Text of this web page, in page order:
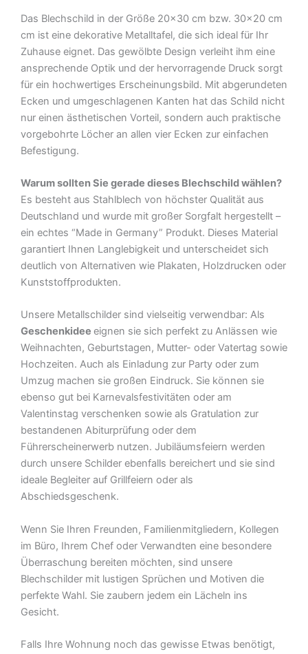
Deko
Schild
Menge
Das Blechschild in der Größe 20×30 cm bzw. 30×20 cm
cm ist eine dekorative Metalltafel, die sich ideal für Ihr
Zuhause eignet. Das gewölbte Design verleiht ihm eine
ansprechende Optik und der hervorragende Druck sorgt
für ein hochwertiges Erscheinungsbild. Mit abgerundeten
Ecken und umgeschlagenen Kanten hat das Schild nicht
nur einen ästhetischen Vorteil, sondern auch praktische
vorgebohrte Löcher an allen vier Ecken zur einfachen
Befestigung.
Warum sollten Sie gerade dieses Blechschild wählen?
Es besteht aus Stahlblech von höchster Qualität aus
Deutschland und wurde mit großer Sorgfalt hergestellt –
ein echtes “Made in Germany” Produkt. Dieses Material
garantiert Ihnen Langlebigkeit und unterscheidet sich
deutlich von Alternativen wie Plakaten, Holzdrucken oder
Kunststoffprodukten.
Unsere Metallschilder sind vielseitig verwendbar: Als
Geschenkidee eignen sie sich perfekt zu Anlässen wie
Weihnachten, Geburtstagen, Mutter- oder Vatertag sowie
Hochzeiten. Auch als Einladung zur Party oder zum
Umzug machen sie großen Eindruck. Sie können sie
ebenso gut bei Karnevalsfestivitäten oder am
Valentinstag verschenken sowie als Gratulation zur
bestandenen Abiturprüfung oder dem
Führerscheinerwerb nutzen. Jubiläumsfeiern werden
durch unsere Schilder ebenfalls bereichert und sie sind
ideale Begleiter auf Grillfeiern oder als
Abschiedsgeschenk.
Wenn Sie Ihren Freunden, Familienmitgliedern, Kollegen
im Büro, Ihrem Chef oder Verwandten eine besondere
Überraschung bereiten möchten, sind unsere
Blechschilder mit lustigen Sprüchen und Motiven die
perfekte Wahl. Sie zaubern jedem ein Lächeln ins
Gesicht.
Falls Ihre Wohnung noch das gewisse Etwas benötigt,